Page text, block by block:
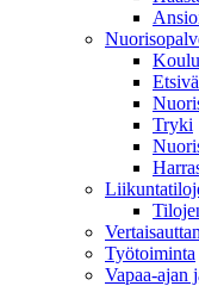
Tryki
Työtoiminta
Vapaa-ajan